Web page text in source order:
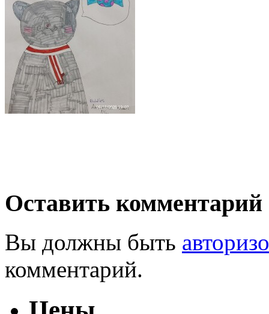
Оставить комментарий
Вы должны быть
комментарий.